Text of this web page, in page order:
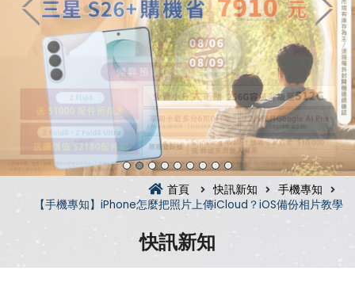
首頁 快訊新知
手機專知
【手機專知】iPhone怎麼把照片上傳iCloud？iOS備份相片教學
快訊新知